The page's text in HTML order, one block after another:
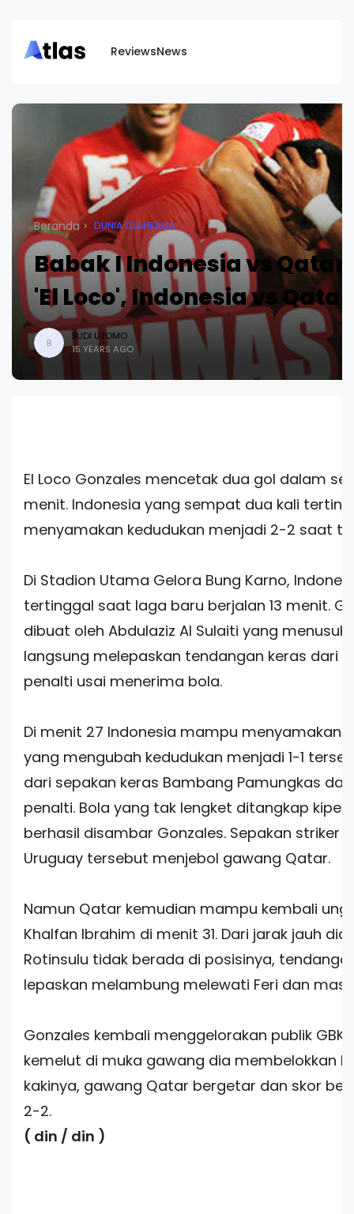
ReviewsNews
Beranda DUNIA OLAHRAGA
Babak I Indonesia vs Qatar
'El Loco', Indonesia vs
B
BUDI UTOMO
15 YEARS AGO
El Loco Gonzales mencetak dua gol dalam
menit. Indonesia yang sempat dua kali
menyamakan kedudukan menjadi 2-2 saat
Di Stadion Utama Gelora Bung Karno,
tertinggal saat laga baru berjalan 13 menit.
dibuat oleh Abdulaziz Al Sulaiti yang menusuk
langsung melepaskan tendangan keras dari
penalti usai menerima bola.
Di menit 27 Indonesia mampu menyamakan
yang mengubah kedudukan menjadi 1-1
dari sepakan keras Bambang Pamungkas
penalti. Bola yang tak lengket ditangkap kiper
berhasil disambar Gonzales. Sepakan striker
Uruguay tersebut menjebol gawang Qatar.
Namun Qatar kemudian mampu kembali
Khalfan Ibrahim di menit 31. Dari jarak jauh dia
Rotinsulu tidak berada di posisinya,
lepaskan melambung melewati Feri dan
Gonzales kembali menggelorakan publik GBK
kemelut di muka gawang dia membelokkan
kakinya, gawang Qatar bergetar dan skor
2-2.
( din / din )